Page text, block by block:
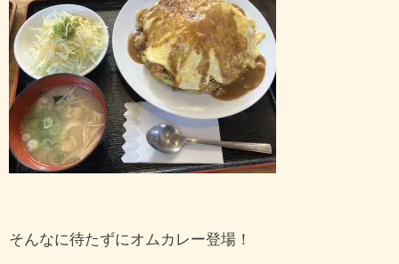
そんなに待たずにオムカレー登場！